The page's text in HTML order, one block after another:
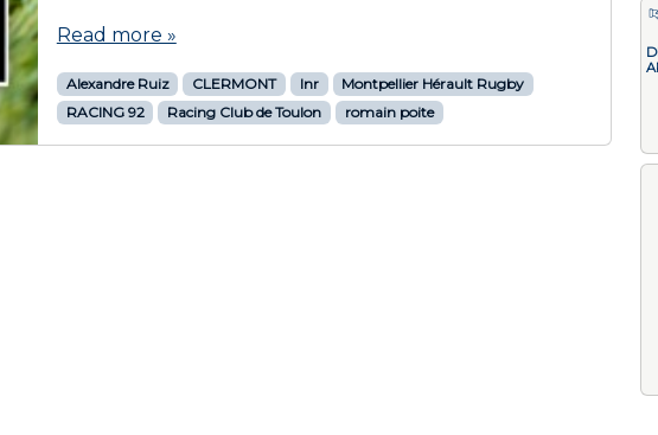
Read more »
Alexandre Ruiz CLERMONT lnr
Montpellier Hérault Rugby
RACING 92
Racing Club de Toulon romain poite